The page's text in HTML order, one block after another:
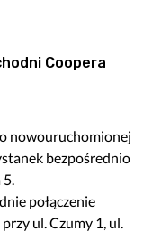
Coopera
nowouruchomionej
bezpośrednio
5.
połączenie
ul. Czumy 1, ul.